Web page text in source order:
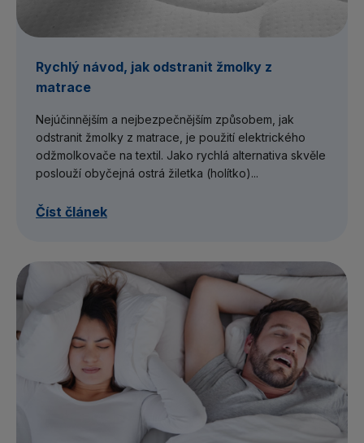
Rychlý návod, jak odstranit žmolky z
matrace
Nejúčinnějším a nejbezpečnějším způsobem, jak
odstranit žmolky z matrace, je použití elektrického
odžmolkovače na textil. Jako rychlá alternativa skvěle
poslouží obyčejná ostrá žiletka (holítko)...
Číst článek